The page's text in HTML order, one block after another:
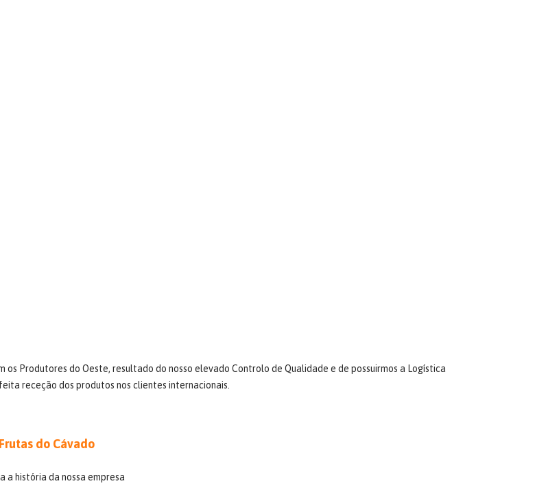
Produtores do Oeste, resultado do nosso elevado Controlo de Qualidade e de possuirmos a Logística
receção dos produtos nos clientes internacionais.
Frutas do Cávado
a história da nossa empresa